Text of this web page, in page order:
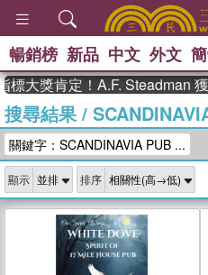
熱搜
、
史是
獎 臺
登輝
偉大
暢銷榜 新品 中文 外文
肯定！A.F. Steadman 獲年度
搜尋結果/
關鍵字：SCANDINAVIA PUB ...
顯示 排序